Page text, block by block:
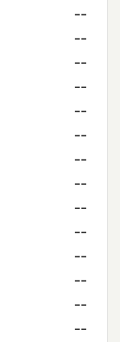
--
--
--
--
--
--
--
--
--
--
--
--
--
--